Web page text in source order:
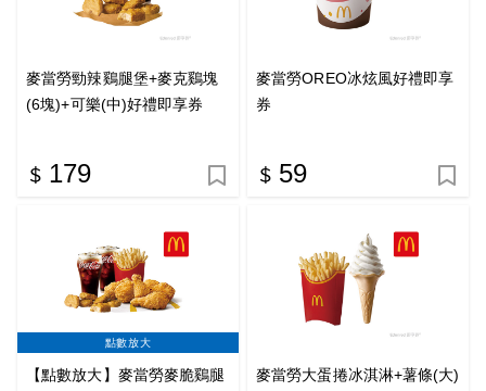
麥當勞勁辣鷄腿堡+麥克鷄塊
(6塊)+可樂(中)好禮即享券
179
麥當勞OREO冰炫風好禮即享
券
59
點數放大
【點數放大】麥當勞麥脆鷄腿
麥當勞大蛋捲冰淇淋+薯條(大)